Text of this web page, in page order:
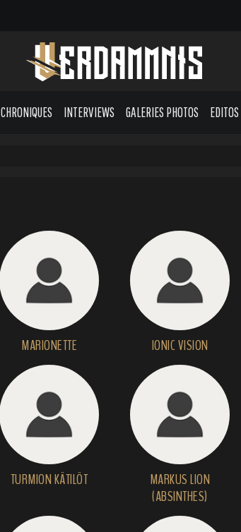
CHRONIQUES INTERVIEWS GALERIES PHOTOS EDITOS
MARIONETTE IONIC VISION
TURMION KÄTILÖT
MARKUS LION
(ABSINTHES)